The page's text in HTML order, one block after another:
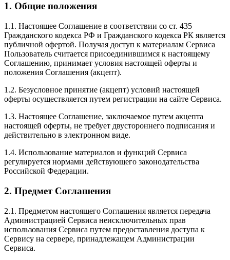
1. Общие положения
1.1. Настоящее Соглашение в соответствии со ст. 435
Гражданского кодекса РФ и Гражданского кодекса РК является
публичной офертой. Получая доступ к материалам Сервиса
Пользователь считается присоединившимся к настоящему
Соглашению, принимает условия настоящей оферты и
положения Соглашения (акцепт).
1.2. Безусловное принятие (акцепт) условий настоящей
оферты осуществляется путем регистрации на сайте Сервиса.
1.3. Настоящее Соглашение, заключаемое путем акцепта
настоящей оферты, не требует двустороннего подписания и
действительно в электронном виде.
1.4. Использование материалов и функций Сервиса
регулируется нормами действующего законодательства
Российской Федерации.
2. Предмет Соглашения
2.1. Предметом настоящего Соглашения является передача
Администрацией Сервиса неисключительных прав
использования Сервиса путем предоставления доступа к
Сервису на сервере, принадлежащем Администрации
Сервиса.